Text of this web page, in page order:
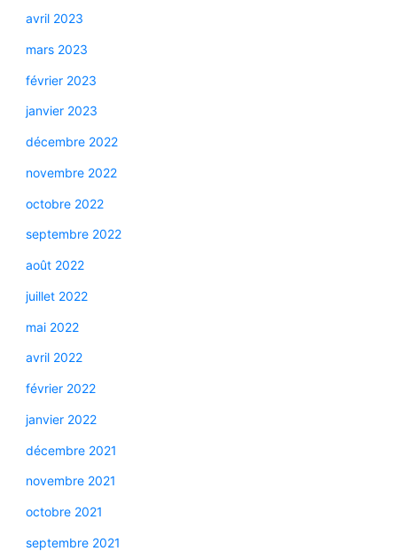
avril 2023
mars 2023
février 2023
janvier 2023
décembre 2022
novembre 2022
octobre 2022
septembre 2022
août 2022
juillet 2022
mai 2022
avril 2022
février 2022
janvier 2022
décembre 2021
novembre 2021
octobre 2021
septembre 2021